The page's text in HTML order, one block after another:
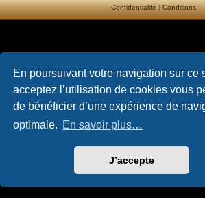
En poursuivant votre navigation sur ce
acceptez l’utilisation de cookies vous
de bénéficier d’une expérience de
optimale. En savoir plus…
J’accepte
Confidentialité|Conditions